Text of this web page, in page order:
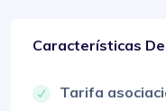
Características
Tarifa